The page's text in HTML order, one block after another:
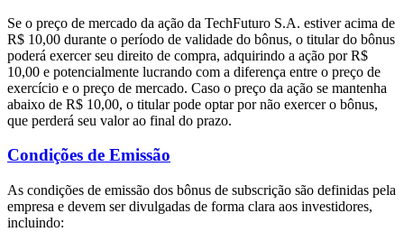
Se o preço de mercado da ação da TechFuturo S.A. estiver acima de
R$ 10,00 durante o período de validade do bônus, o titular do bônus
poderá exercer seu direito de compra, adquirindo a ação por R$
10,00 e potencialmente lucrando com a diferença entre o preço de
exercício e o preço de mercado. Caso o preço da ação se mantenha
abaixo de R$ 10,00, o titular pode optar por não exercer o bônus,
que perderá seu valor ao final do prazo.
Condições de Emissão
As condições de emissão dos bônus de subscrição são definidas pela
empresa e devem ser divulgadas de forma clara aos investidores,
incluindo: